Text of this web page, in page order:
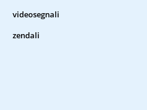
videosegnali
zendali